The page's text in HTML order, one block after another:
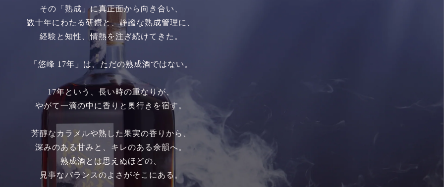
その「熟成」に真正面から向き合い、
数十年にわたる研鑽と、静謐な熟成管理に、
経験と知性、情熱を注ぎ続けてきた。
「悠峰 17年」は、ただの熟成酒ではない。
17年という、長い時の重なりが、
やがて一滴の中に香りと奥行きを宿す。
芳醇なカラメルや熟した果実の香りから、
深みのある甘みと、キレのある余韻へ。
熟成酒とは思えぬほどの、
見事なバランスのよさがそこにある。